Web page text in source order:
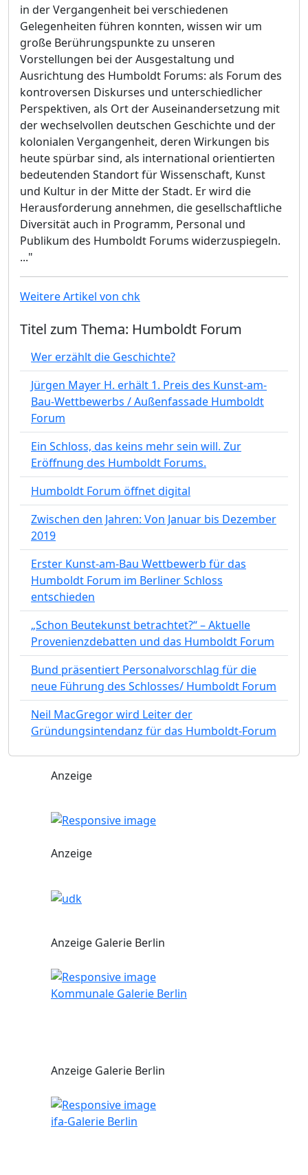
in der Vergangenheit bei verschiedenen
Gelegenheiten führen konnten, wissen wir um
große Berührungspunkte zu unseren
Vorstellungen bei der Ausgestaltung und
Ausrichtung des Humboldt Forums: als Forum des
kontroversen Diskurses und unterschiedlicher
Perspektiven, als Ort der Auseinandersetzung mit
der wechselvollen deutschen Geschichte und der
kolonialen Vergangenheit, deren Wirkungen bis
heute spürbar sind, als international orientierten
bedeutenden Standort für Wissenschaft, Kunst
und Kultur in der Mitte der Stadt. Er wird die
Herausforderung annehmen, die gesellschaftliche
Diversität auch in Programm, Personal und
Publikum des Humboldt Forums widerzuspiegeln.
..."
Weitere Artikel von chk
Titel zum Thema: Humboldt Forum
Wer erzählt die Geschichte?
Jürgen Mayer H. erhält 1. Preis des Kunst-am-
Bau-Wettbewerbs / Außenfassade Humboldt
Forum
Ein Schloss, das keins mehr sein will. Zur
Eröffnung des Humboldt Forums.
Humboldt Forum öffnet digital
Zwischen den Jahren: Von Januar bis Dezember
2019
Erster Kunst-am-Bau Wettbewerb für das
Humboldt Forum im Berliner Schloss
entschieden
„Schon Beutekunst betrachtet?“ – Aktuelle
Provenienzdebatten und das Humboldt Forum
Bund präsentiert Personalvorschlag für die
neue Führung des Schlosses/ Humboldt Forum
Neil MacGregor wird Leiter der
Gründungsintendanz für das Humboldt-Forum
Anzeige
Anzeige
Anzeige Galerie Berlin
Kommunale Galerie Berlin
Anzeige Galerie Berlin
ifa-Galerie Berlin